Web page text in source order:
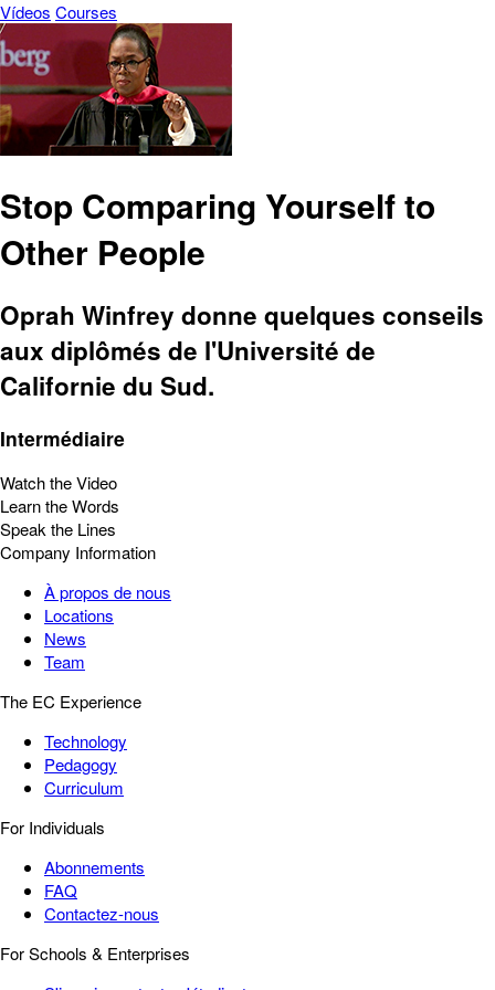
Vídeos Courses
Stop Comparing Yourself to
Other People
Oprah Winfrey donne quelques conseils
aux diplômés de l'Université de
Californie du Sud.
Intermédiaire
Watch the Video
Learn the Words
Speak the Lines
Company Information
À propos de nous
Locations
News
Team
The EC Experience
Technology
Pedagogy
Curriculum
For Individuals
Abonnements
FAQ
Contactez-nous
For Schools & Enterprises